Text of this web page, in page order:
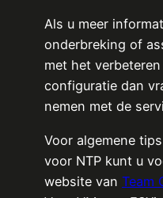
Als u meer
onderbreking of
met het
configuratie dan
nemen met de
Voor algemene
voor NTP kunt u
website van Team